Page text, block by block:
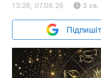
13:28, 07.06.26 3 хв.